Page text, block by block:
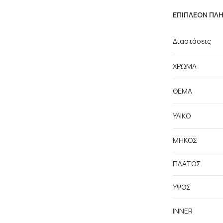
ΕΠΙΠΛΈΟΝ
Διαστάσεις
ΧΡΩΜΑ
ΘΕΜΑ
ΥΛΙΚΟ
ΜΗΚΟΣ
ΠΛΑΤΟΣ
ΥΨΟΣ
INNER